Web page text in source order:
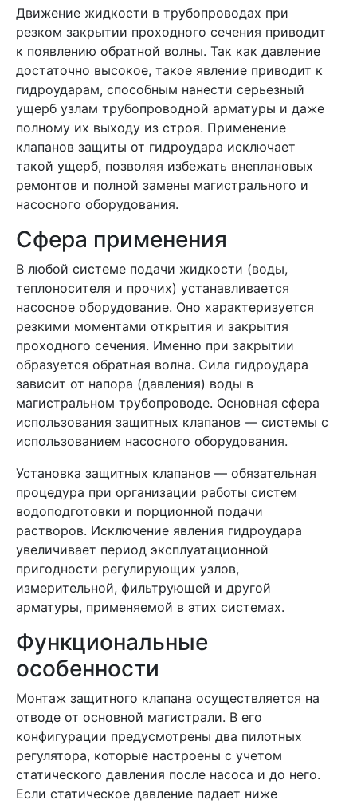
Движение жидкости в трубопроводах при
резком закрытии проходного сечения приводит
к появлению обратной волны. Так как давление
достаточно высокое, такое явление приводит к
гидроударам, способным нанести серьезный
ущерб узлам трубопроводной арматуры и даже
полному их выходу из строя. Применение
клапанов защиты от гидроудара исключает
такой ущерб, позволяя избежать внеплановых
ремонтов и полной замены магистрального и
насосного оборудования.
Сфера применения
В любой системе подачи жидкости (воды,
теплоносителя и прочих) устанавливается
насосное оборудование. Оно характеризуется
резкими моментами открытия и закрытия
проходного сечения. Именно при закрытии
образуется обратная волна. Сила гидроудара
зависит от напора (давления) воды в
магистральном трубопроводе. Основная сфера
использования защитных клапанов — системы с
использованием насосного оборудования.
Установка защитных клапанов — обязательная
процедура при организации работы систем
водоподготовки и порционной подачи
растворов. Исключение явления гидроудара
увеличивает период эксплуатационной
пригодности регулирующих узлов,
измерительной, фильтрующей и другой
арматуры, применяемой в этих системах.
Функциональные
особенности
Монтаж защитного клапана осуществляется на
отводе от основной магистрали. В его
конфигурации предусмотрены два пилотных
регулятора, которые настроены с учетом
статического давления после насоса и до него.
Если статическое давление падает ниже